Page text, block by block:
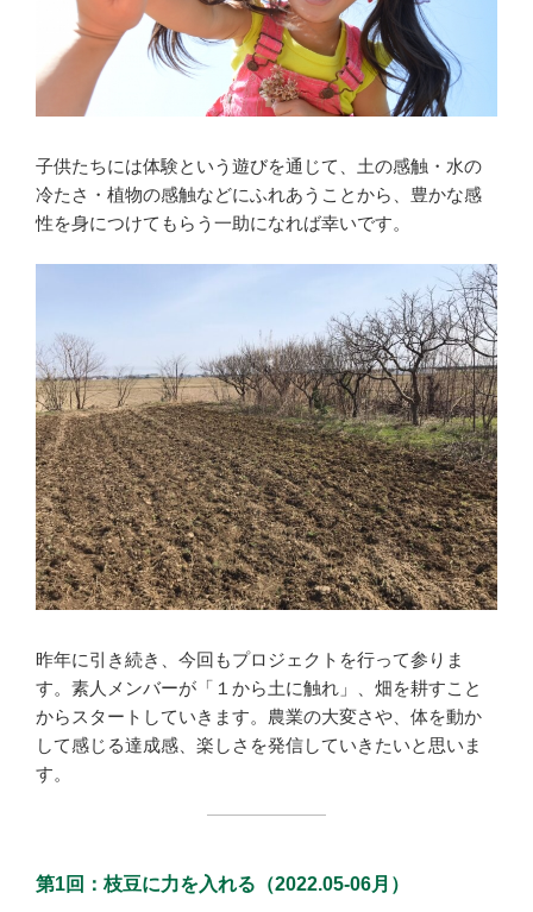
子供たちには体験という遊びを通じて、土の感触・水の
冷たさ・植物の感触などにふれあうことから、豊かな感
性を身につけてもらう一助になれば幸いです。
昨年に引き続き、今回もプロジェクトを行って参りま
す。素人メンバーが「１から土に触れ」、畑を耕すこと
からスタートしていきます。農業の大変さや、体を動か
して感じる達成感、楽しさを発信していきたいと思いま
す。
第1回：枝豆に力を入れる（2022.05-06月）